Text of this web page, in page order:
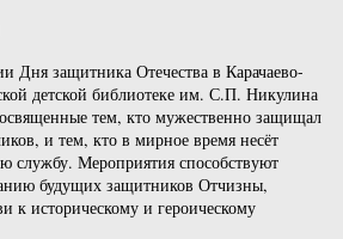
Дня защитника Отечества в Карачаево-
детской библиотеке им. С.П. Никулина
тем, кто мужественно защищал
и тем, кто в мирное время несёт
службу. Мероприятия способствуют
будущих защитников Отчизны,
к историческому и героическому